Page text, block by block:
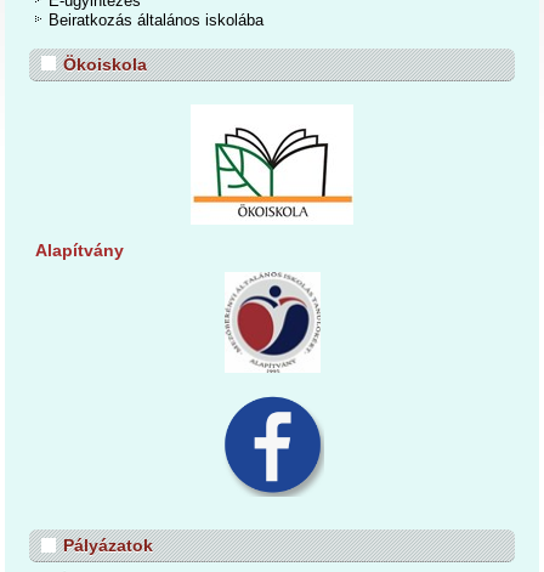
Beiratkozás általános iskolába
Ökoiskola
Alapítvány
Pályázatok